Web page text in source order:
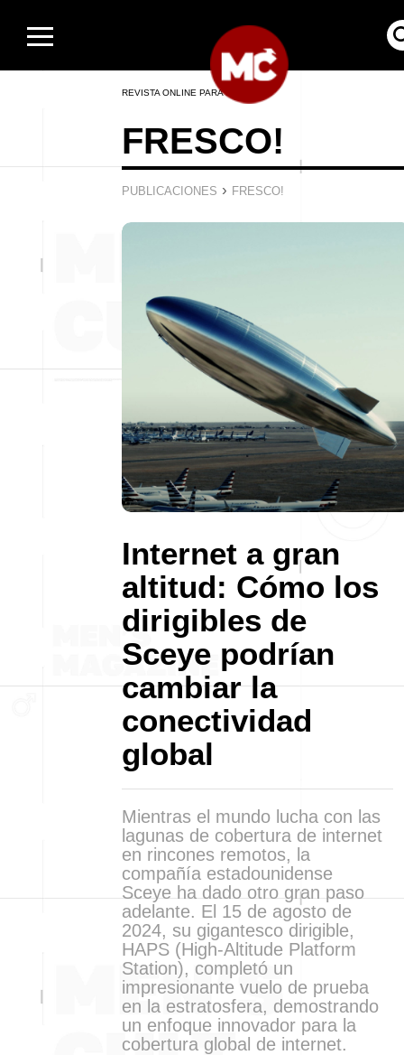
REVISTA ONLINE PARA HOMBRES
FRESCO!
PUBLICACIONES › FRESCO!
Internet a gran
altitud: Cómo los
dirigibles de
Sceye podrían
cambiar la
conectividad
global
Mientras el mundo lucha con las
lagunas de cobertura de internet
en rincones remotos, la
compañía estadounidense
Sceye ha dado otro gran paso
adelante. El 15 de agosto de
2024, su gigantesco dirigible,
HAPS (High-Altitude Platform
Station), completó un
impresionante vuelo de prueba
en la estratosfera, demostrando
un enfoque innovador para la
cobertura global de internet.